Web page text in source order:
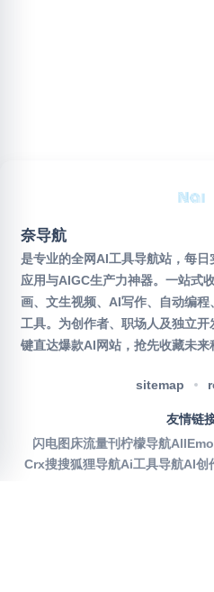
奈导航
是专业的全网AI工具导航站，每
应用与AIGC生产力神器。一站式
画、文生视频、AI写作、自动编
工具。为创作者、职场人及独立
键直达爆款AI网站，抢先收藏未来
sitemap
友情链
闪电图床流量刊柠檬导航
Crx搜搜狐狸导航Ai工具导航AI创